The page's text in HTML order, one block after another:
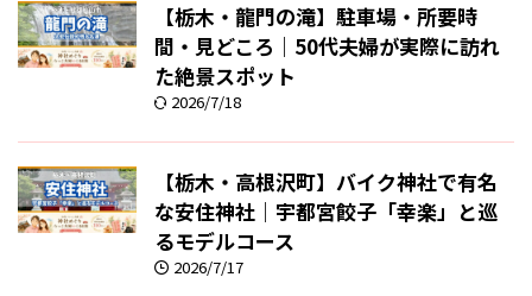
【栃木・龍門の滝】駐車場・所要時
間・見どころ｜50代夫婦が実際に訪れ
た絶景スポット
2026/7/18
【栃木・高根沢町】バイク神社で有名
な安住神社｜宇都宮餃子「幸楽」と巡
るモデルコース
2026/7/17